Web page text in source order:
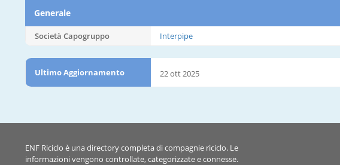
Generale
Società Capogruppo Interpipe
Ultimo Aggiornamento 22 ott 2025
ENF Riciclo è una directory completa di compagnie riciclo. Le
informazioni vengono controllate, categorizzate e connesse.